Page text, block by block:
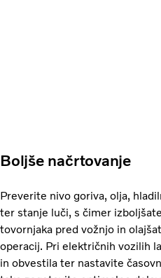
Boljše načrtovanje
Preverite nivo goriva, olja,
ter stanje luči, s čimer
tovornjaka pred vožnjo in
operacij. Pri električnih vozilih
in obvestila ter nastavite